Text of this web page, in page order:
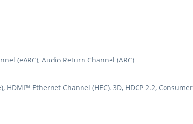
(eARC), Audio Return Channel (ARC)
Ethernet Channel (HEC), 3D, HDCP 2.2, Consumer